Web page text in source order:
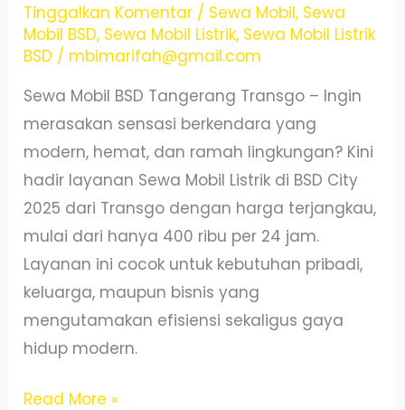
Armada
Terawat!
Tinggalkan Komentar / Sewa Mobil, Sewa
Mobil BSD, Sewa Mobil Listrik, Sewa Mobil Listrik
BSD / mbimarifah@gmail.com
Sewa Mobil BSD Tangerang Transgo – Ingin
merasakan sensasi berkendara yang
modern, hemat, dan ramah lingkungan? Kini
hadir layanan Sewa Mobil Listrik di BSD City
2025 dari Transgo dengan harga terjangkau,
mulai dari hanya 400 ribu per 24 jam.
Layanan ini cocok untuk kebutuhan pribadi,
keluarga, maupun bisnis yang
mengutamakan efisiensi sekaligus gaya
hidup modern.
Sewa
Read More »